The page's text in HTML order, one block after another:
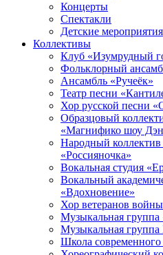
Концерты
Спектакли
Детские мероприятия
Коллективы
Клуб «Изумрудный
Фольклорный
Ансамбль «Ручеёк»
Театр песни
Хор русской песни
Образцовый
«Магнифико шоу
Народный коллектив
«Россияночка»
Вокальная студия
Вокальный
«Вдохновение»
Хор ветеранов
Музыкальная группа
Музыкальная
Школа современного